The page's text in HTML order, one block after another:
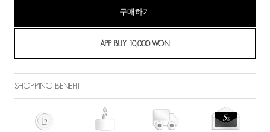
구매하기
SHOPPING BENEFIT